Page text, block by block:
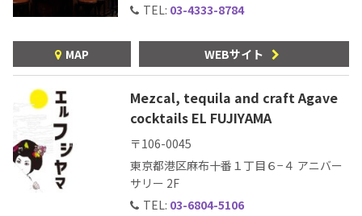
TEL: 03-4333-8784
MAP WEBサイト
Mezcal, tequila and craft Agave
cocktails EL FUJIYAMA
〒106-0045
東京都港区麻布十番１丁目６−４ アニバー
サリー 2F
TEL: 03-6804-5106